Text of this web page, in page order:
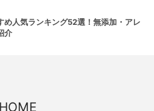
め人気ランキング52選！無添加・アレ
介
HOME